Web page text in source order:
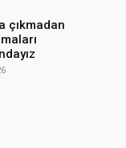
çıkmadan